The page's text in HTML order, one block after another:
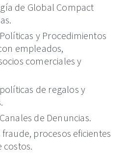
de Global Compact
y Procedimientos
empleados,
comerciales y
de regalos y
de Denuncias.
procesos eficientes
costos.